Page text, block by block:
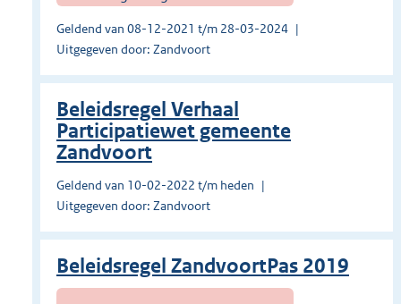
Geldend van 08-12-2021 t/m 28-03-2024
Uitgegeven door: Zandvoort
Beleidsregel Verhaal
Participatiewet gemeente
Zandvoort
Geldend van 10-02-2022 t/m heden
Uitgegeven door: Zandvoort
Beleidsregel ZandvoortPas 2019